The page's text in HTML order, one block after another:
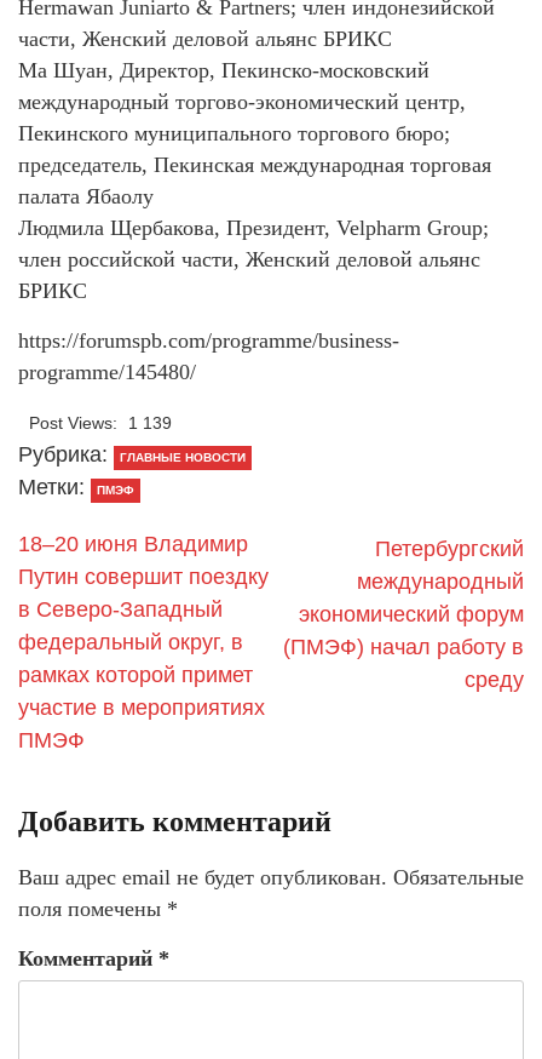
Hermawan Juniarto & Partners; член индонезийской
части, Женский деловой альянс БРИКС
Ма Шуан, Директор, Пекинско-московский
международный торгово-экономический центр,
Пекинского муниципального торгового бюро;
председатель, Пекинская международная торговая
палата Ябаолу
Людмила Щербакова, Президент, Velpharm Group;
член российской части, Женский деловой альянс
БРИКС
https://forumspb.com/programme/business-
programme/145480/
Post Views: 1 139
Рубрика: ГЛАВНЫЕ НОВОСТИ
Метки: ПМЭФ
18–20 июня Владимир
Путин совершит поездку
в Северо-Западный
федеральный округ, в
рамках которой примет
участие в мероприятиях
ПМЭФ
Петербургский
международный
экономический форум
(ПМЭФ) начал работу в
среду
Добавить комментарий
Ваш адрес email не будет опубликован. Обязательные
поля помечены *
Комментарий *